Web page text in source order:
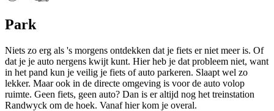
Park
Niets zo erg als 's morgens ontdekken dat je fiets er niet meer is. Of
dat je je auto nergens kwijt kunt. Hier heb je dat probleem niet, want
in het pand kun je veilig je fiets of auto parkeren. Slaapt wel zo
lekker. Maar ook in de directe omgeving is voor de auto volop
ruimte. Geen fiets, geen auto? Dan is er altijd nog het treinstation
Randwyck om de hoek. Vanaf hier kom je overal.